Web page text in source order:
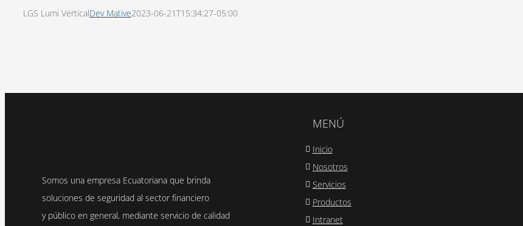
LGS Lumi VerticalDev Mative2023-06-21T15:34:27-05:00
Somos una empresa Ecuatoriana que brinda
soluciones de seguridad al sector financiero
y público en general, mediante servicio de calidad
MENÚ
Inicio
Nosotros
Servicios
Productos
Intranet